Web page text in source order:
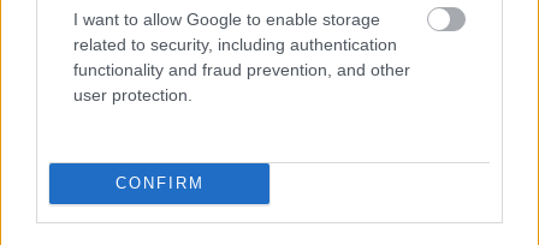
I want to allow Google to enable storage
related to security, including authentication
functionality and fraud prevention, and other
user protection.
CONFIRM